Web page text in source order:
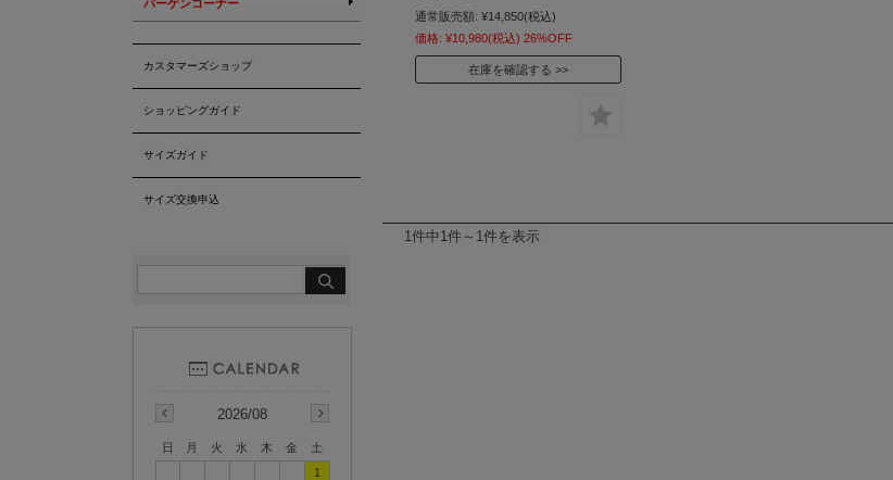
通常販売額: ¥14,850(税込)
価格: ¥10,980(税込) 26%OFF
在庫を確認する
1件中1件～1件を表示
バーゲンコーナー
カスタマーズショップ
ショッピングガイド
サイズガイド
サイズ交換申込
2026/08
日 月 火 水 木 金
土
1